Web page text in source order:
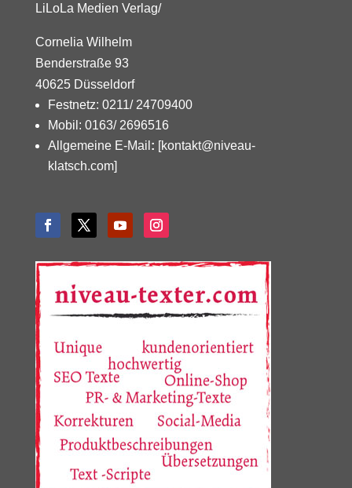
LiLoLa Medien Verlag/
Cornelia Wilhelm
Benderstraße 93
40625 Düsseldorf
Festnetz: 0211/ 24709400
Mobil: 0163/ 2696516
Allgemeine E-Mail : [kontakt@niveau-
klatsch.com]